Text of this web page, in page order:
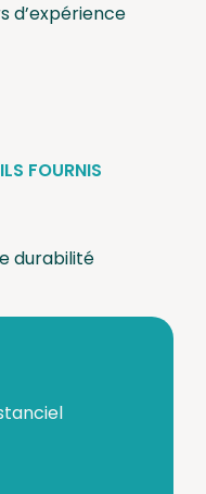
d’expérience
FOURNIS
durabilité